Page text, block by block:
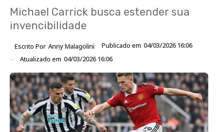
Michael Carrick busca estender sua
invencibilidade
Escrito Por Anny Malagolini Publicado em 04/03/2026 16:06
Atualizado em 04/03/2026 16:06